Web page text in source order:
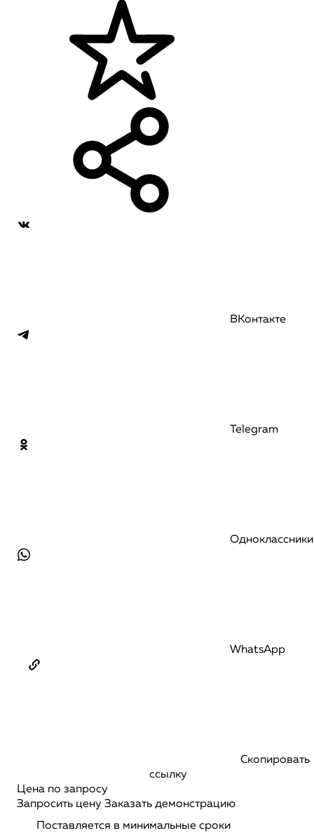
ВКонтакте
Telegram
Одноклассники
WhatsApp
Скопировать
ссылку
Цена по запросу
Запросить цену Заказать демонстрацию
Поставляется в минимальные сроки